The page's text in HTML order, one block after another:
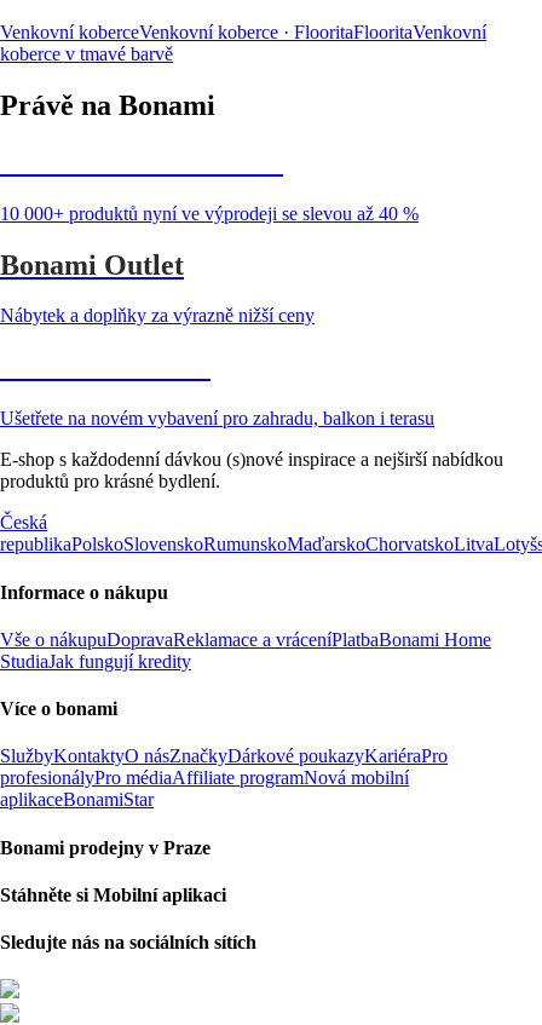
Venkovní koberceVenkovní koberce · FlooritaFlooritaVenkovní
koberce v tmavé barvě
Právě na Bonami
10 000+ produktů nyní ve výprodeji se slevou až 40 %
Bonami Outlet
Nábytek a doplňky za výrazně nižší ceny
Ušetřete na novém vybavení pro zahradu, balkon i terasu
E-shop s každodenní dávkou (s)nové inspirace a nejširší nabídkou
produktů pro krásné bydlení.
Česká
republikaPolskoSlovenskoRumunskoMaďarskoChorvatskoLitva
Informace o nákupu
Vše o nákupuDopravaReklamace a vráceníPlatbaBonami Home
StudiaJak fungují kredity
Více o bonami
SlužbyKontaktyO násZnačkyDárkové poukazyKariéraPro
profesionályPro médiaAffiliate programNová mobilní
aplikaceBonamiStar
Bonami prodejny v Praze
Stáhněte si Mobilní aplikaci
Sledujte nás na sociálních sítích